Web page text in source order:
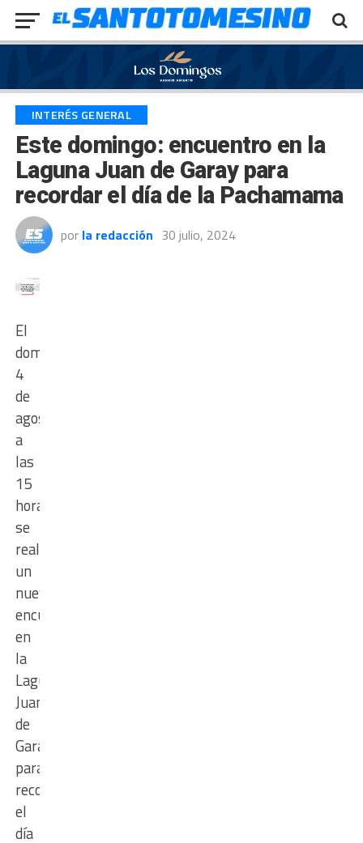
INTERÉS GENERAL
Este domingo: encuentro en la
Laguna Juan de Garay para
recordar el día de la Pachamama
por la redacción 30 julio, 2024
El
domingo
4
de
agosto
a
las
15
horas
se
realizará
un
nuevo
encuentro
en
la
Laguna
Juan
de
Garay
para
recordar
el
día
Exit mobile version